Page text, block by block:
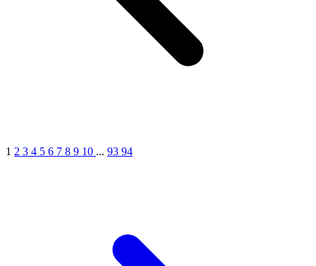
1 2 3 4 5 6 7 8 9 10 ... 93 94